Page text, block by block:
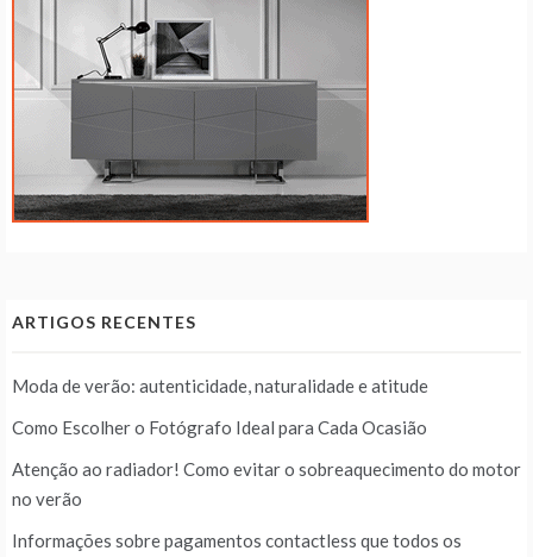
ARTIGOS RECENTES
Moda de verão: autenticidade, naturalidade e atitude
Como Escolher o Fotógrafo Ideal para Cada Ocasião
Atenção ao radiador! Como evitar o sobreaquecimento do motor
no verão
Informações sobre pagamentos contactless que todos os